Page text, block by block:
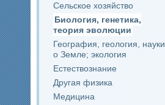
Сельское хозяйство
Биология, генетика,
теория эволюции
География, геология, науки
о Земле; экология
Естествознание
Другая физика
Медицина